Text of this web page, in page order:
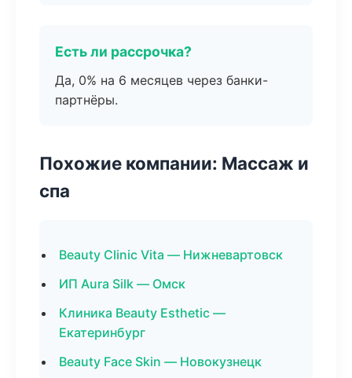
Есть ли рассрочка?
Да, 0% на 6 месяцев через банки-
партнёры.
Похожие компании: Массаж и
спа
Beauty Clinic Vita — Нижневартовск
ИП Aura Silk — Омск
Клиника Beauty Esthetic —
Екатеринбург
Beauty Face Skin — Новокузнецк